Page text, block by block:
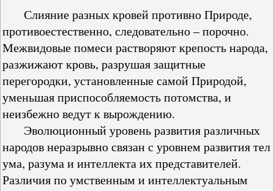
Слияние разных кровей противно Природе,
противоестественно, следовательно – порочно.
Межвидовые помеси растворяют крепость народа,
разжижают кровь, разрушая защитные
перегородки, установленные самой Природой,
уменьшая приспособляемость потомства, и
неизбежно ведут к вырождению.
Эволюционный уровень развития различных
народов неразрывно связан с уровнем развития тел
ума, разума и интеллекта их представителей.
Различия по умственным и интеллектуальным